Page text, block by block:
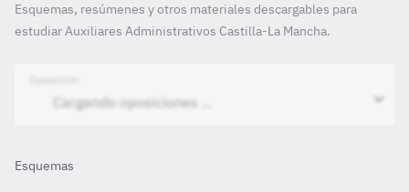
Esquemas, resúmenes y otros materiales descargables para
estudiar Auxiliares Administrativos Castilla-La Mancha.
Esquemas